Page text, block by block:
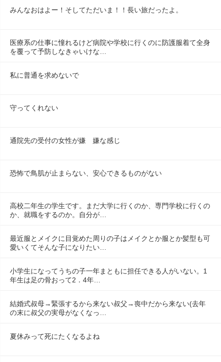
みんなおはよー！そしてただいま！！長い旅だったよ。
医療系の仕事に憧れるけど病院や学校に行くのに防護服着て全身
を覆って予防しなきゃいけな…
私に普通を求めないで
守ってくれない
通院先の受付の女性が嫌　嫌な感じ
恐怖で鳥肌が止まらない、安心できるものがない
高校二年生の学生です。まだ大学に行くのか、専門学校に行くの
か、就職をするのか。自分が…
最近服とメイクに目覚めた周りの子はメイクとか服とか髪型も可
愛いくてそんな子になりたい…
小学生になってうちの子一年まともに担任できる人がいない。1
年生は足の骨おって2．4年…
結婚式叔母→緊張するから来ない叔父→喪中だから来ない(去年
の末に叔父の実母がなくなっ…
夏休みって死にたくなるよね